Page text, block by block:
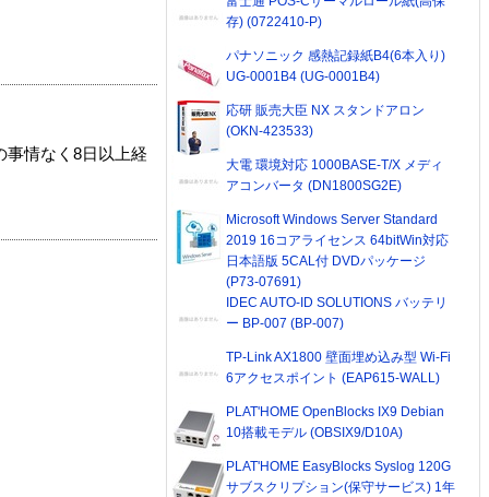
事情なく8日以上経
存) (0722410-P)
パナソニック 感熱記録紙B4(6本入り)
UG-0001B4 (UG-0001B4)
応研 販売大臣 NX スタンドアロン
(OKN-423533)
大電 環境対応 1000BASE-T/X メディ
アコンバータ (DN1800SG2E)
Microsoft Windows Server Standard
2019 16コアライセンス 64bitWin対応
日本語版 5CAL付 DVDパッケージ
(P73-07691)
IDEC AUTO-ID SOLUTIONS バッテリ
ー BP-007 (BP-007)
TP-Link AX1800 壁面埋め込み型 Wi-Fi
6アクセスポイント (EAP615-WALL)
PLAT'HOME OpenBlocks IX9 Debian
10搭載モデル (OBSIX9/D10A)
PLAT'HOME EasyBlocks Syslog 120G
サブスクリプション(保守サービス) 1年